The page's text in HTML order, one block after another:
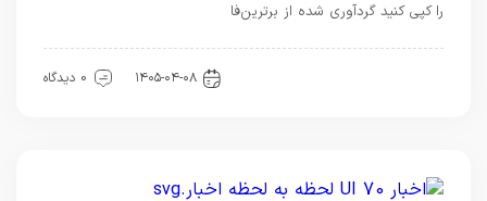
را کپی کنید گردآوری شده از برترین‌فا
۱۴۰۵-۰۴-۰۸ 0 دیدگاه